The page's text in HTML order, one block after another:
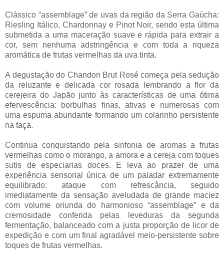
Clássico “assemblage” de uvas da região da Serra Gaúcha:
Riesling Itálico, Chardonnay e Pinot Noir, sendo esta última
submetida a uma maceração suave e rápida para extrair a
cor, sem nenhuma adstringência e com toda a riqueza
aromática de frutas vermelhas da uva tinta.
A degustação do Chandon Brut Rosé começa pela sedução
da reluzante e delicada cor rosada lembrando a flor da
cerejeira do Japão junto às características de uma ótima
efervescência: borbulhas finas, ativas e numerosas com
uma espuma abundante formando um colarinho persistente
na taça.
Continua conquistando pela sinfonia de aromas a frutas
vermelhas como o morango, a amora e a cereja com toques
sutis de especiarias doces. E leva ao prazer de uma
experiência sensorial única de um paladar extremamente
equilibrado: ataque com refrescância, seguido
imediatamente da sensação aveludada de grande maciez
com volume oriunda do harmonioso “assemblage” e da
cremosidade conferida pelas leveduras da segunda
fermentação, balanceado com a justa proporção de licor de
expedição e com um final agradável meio-persistente sobre
toques de frutas vermelhas.